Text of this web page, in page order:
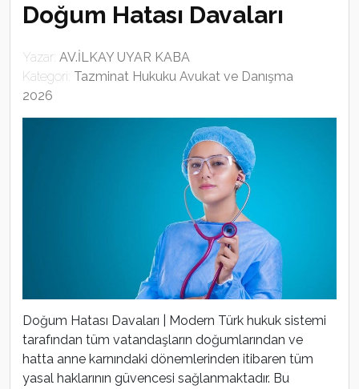
Doğum Hatası Davaları
Yazar: AV.İLKAY UYAR KABA
Kategori: Tazminat Hukuku Avukat ve Danışma
2026
Doğum Hatası Davaları | Modern Türk hukuk sistemi
tarafından tüm vatandaşların doğumlarından ve
hatta anne karnındaki dönemlerinden itibaren tüm
yasal haklarının güvencesi sağlanmaktadır. Bu